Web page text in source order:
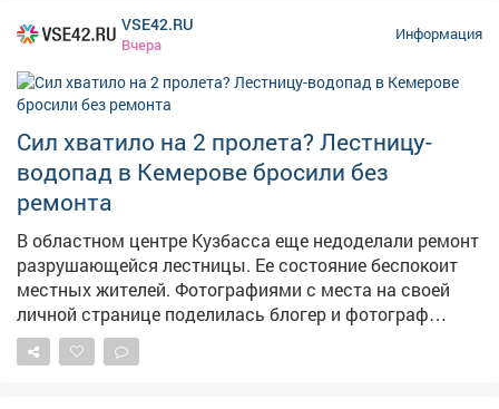
VSE42.RU
Вчера
Информация
Сил хватило на 2 пролета? Лестницу-
водопад в Кемерове бросили без
ремонта
В областном центре Кузбасса еще недоделали ремонт
разрушающейся лестницы. Ее состояние беспокоит
местных жителей. Фотографиями с места на своей
личной странице поделилась блогер и фотограф
Екатерина Комарова. – Читала, что ремонтируют
лестницу на Пионерском. Два пролёта сделали – и на